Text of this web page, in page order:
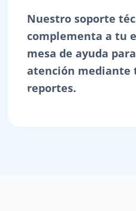
Nuestro soporte
complementa a tu
mesa de ayuda
atención mediante
reportes.